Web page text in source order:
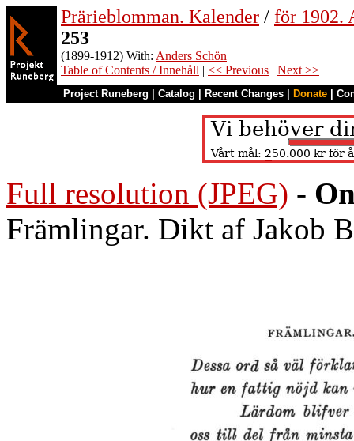
Prärieblomman. Kalender / för 1902.
253
(1899-1912) With: Anders Schön
Table of Contents / Innehåll | << Previous | Next >>
Project Runeberg Catalog Recent Changes Donate
Full resolution (JPEG) -
Främlingar. Dikt af Jakob